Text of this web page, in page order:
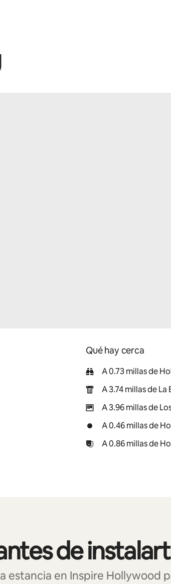
Qué hay cerca
A 0.73 millas de
A 3.74 millas de La
A 3.96 millas de
A 0.46 millas de
A 0.86 millas de
de
estancia en Inspire Hollywood